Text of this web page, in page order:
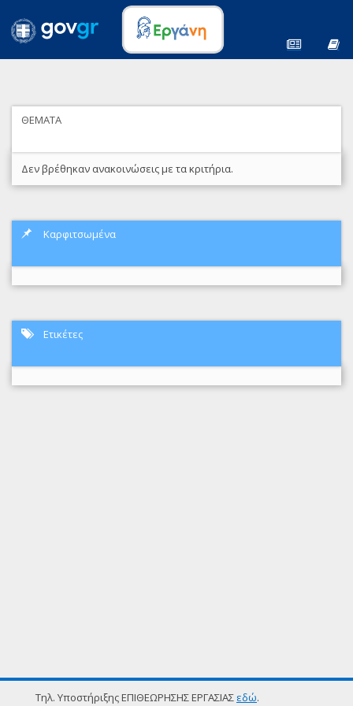
ΘΕΜΑΤΑ
Δεν βρέθηκαν ανακοινώσεις με τα κριτήρια.
Καρφιτσωμένα
Ετικέτες
Τηλ. Υποστήριξης ΕΠΙΘΕΩΡΗΣΗΣ ΕΡΓΑΣΙΑΣ εδώ.